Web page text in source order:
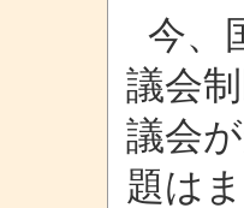
今、
議会
議会
題は